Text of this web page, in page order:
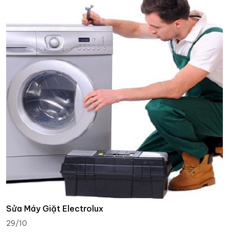
Sửa Máy Giặt Electrolux
29/10